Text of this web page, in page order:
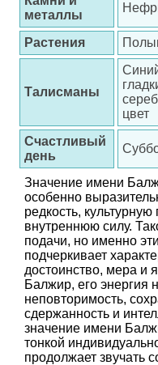
металлы
Растения
Талисманы
цвет
Счастливый
день
Значение имени
особенно
редкость,
внутреннюю силу.
подачи, но именно
подчеркивает
достоинство, мера и
Балжир, его энергия
неповторимость,
сдержанность и
значение имени
тонкой
продолжает звучать